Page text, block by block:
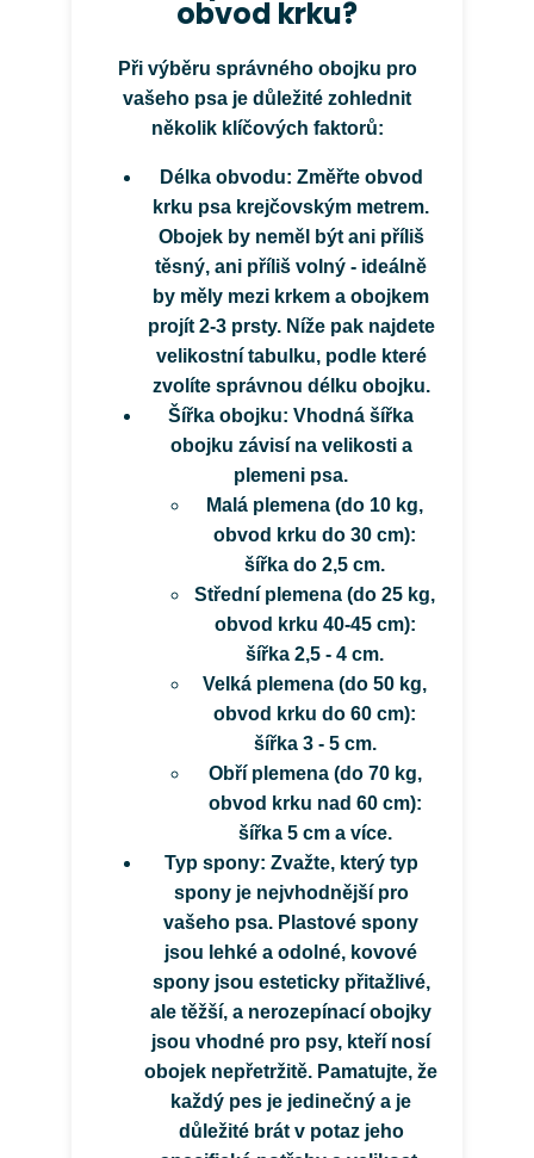
obvod krku?
Při výběru správného obojku pro
vašeho psa je důležité zohlednit
několik klíčových faktorů:
Délka obvodu: Změřte obvod
krku psa krejčovským metrem.
Obojek by neměl být ani příliš
těsný, ani příliš volný - ideálně
by měly mezi krkem a obojkem
projít 2-3 prsty. Níže pak najdete
velikostní tabulku, podle které
zvolíte správnou délku obojku.
Šířka obojku: Vhodná šířka
obojku závisí na velikosti a
plemeni psa.
Malá plemena (do 10 kg,
obvod krku do 30 cm):
šířka do 2,5 cm.
Střední plemena (do 25 kg,
obvod krku 40-45 cm):
šířka 2,5 - 4 cm.
Velká plemena (do 50 kg,
obvod krku do 60 cm):
šířka 3 - 5 cm.
Obří plemena(do 70 kg,
obvod krku nad 60 cm):
šířka 5 cm a více.
Typ spony: Zvažte, který typ
spony je nejvhodnější pro
vašeho psa. Plastové spony
jsou lehké a odolné, kovové
spony jsou esteticky přitažlivé,
ale těžší, a nerozepínací obojky
jsou vhodné pro psy, kteří nosí
obojek nepřetržitě. Pamatujte, že
každý pes je jedinečný a je
důležité brát v potaz jeho